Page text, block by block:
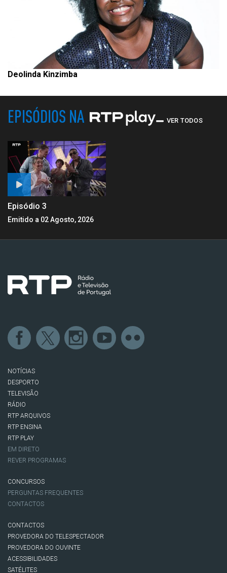
Deolinda Kinzimba
EPISÓDIOS NA VER TODOS
Episódio 3
Emitido a 02 Agosto, 2026
NOTÍCIAS
DESPORTO
TELEVISÃO
RÁDIO
RTP ARQUIVOS
RTP ENSINA
RTP PLAY
EM DIRETO
REVER PROGRAMAS
CONCURSOS
PERGUNTAS FREQUENTES
CONTACTOS
CONTACTOS
PROVEDORA DO TELESPECTADOR
PROVEDORA DO OUVINTE
ACESSIBILIDADES
SATÉLITES